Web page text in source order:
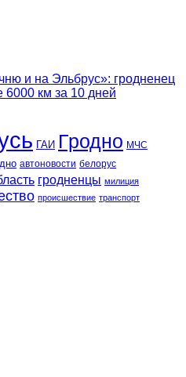
и на Эльбрус»: гродненец
6000 км за 10 дней
ГАИ Гродно МЧС
автоновости белорус
гродненцы милиция
происшествие транспорт